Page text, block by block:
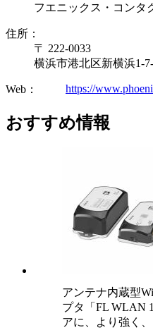
フエニックス・コンタ
住所：
〒 222-0033
横浜市港北区新横浜1-
Web： https://
おすすめ情報
アンテナ内蔵型
プタ「FL WLAN
アに、より強く